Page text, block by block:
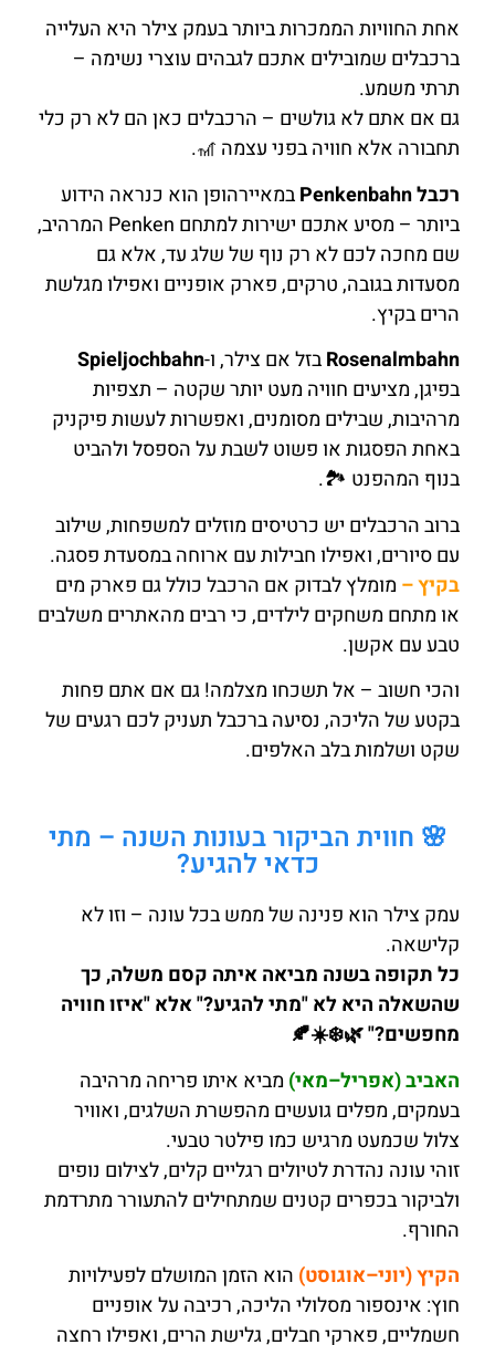
אחת החוויות הממכרות ביותר בעמק צילר היא העלייה
ברכבלים שמובילים אתכם לגבהים עוצרי נשימה –
תרתי משמע.
גם אם אתם לא גולשים – הרכבלים כאן הם לא רק כלי
תחבורה אלא חוויה בפני עצמה 🎢.
רכבל Penkenbahn
במאיירהופן הוא כנראה הידוע
ביותר – מסיע אתכם ישירות למתחם Penken המרהיב,
שם מחכה לכם לא רק נוף של שלג עד, אלא גם
מסעדות בגובה, טרקים, פארק אופניים ואפילו מגלשת
הרים בקיץ.
Rosenalmbahnבזל אם צילר, ו-Spieljochbahn
בפיגן, מציעים חוויה מעט יותר שקטה – תצפיות
מרהיבות, שבילים מסומנים, ואפשרות לעשות פיקניק
באחת הפסגות או פשוט לשבת על הספסל ולהביט
בנוף המהפנט 🏞️.
ברוב הרכבלים יש כרטיסים מוזלים למשפחות, שילוב
עם סיורים, ואפילו חבילות עם ארוחה במסעדת פסגה.
בקיץ – מומלץ לבדוק אם הרכבל כולל גם פארק מים
או מתחם משחקים לילדים, כי רבים מהאתרים משלבים
טבע עם אקשן.
והכי חשוב – אל תשכחו מצלמה! גם אם אתם פחות
בקטע של הליכה, נסיעה ברכבל תעניק לכם רגעים של
שקט ושלמות בלב האלפים.
🌸 חווית הביקור בעונות השנה – מתי
כדאי להגיע?
עמק צילר הוא פנינה של ממש בכל עונה – וזו לא
קלישאה.
כל תקופה בשנה מביאה איתה קסם משלה, כך
שהשאלה היא לא "מתי להגיע?" אלא "איזו חוויה
מחפשים?" 🌿❄️☀️🍂
האביב (אפריל–מאי) מביא איתו פריחה מרהיבה
בעמקים, מפלים גועשים מהפשרת השלגים, ואוויר
צלול שכמעט מרגיש כמו פילטר טבעי.
זוהי עונה נהדרת לטיולים רגליים קלים, לצילום נופים
ולביקור בכפרים קטנים שמתחילים להתעורר מתרדמת
החורף.
הקיץ (יוני–אוגוסט) הוא הזמן המושלם לפעילויות
חוץ: אינספור מסלולי הליכה, רכיבה על אופניים
חשמליים, פארקי חבלים, גלישת הרים, ואפילו רחצה